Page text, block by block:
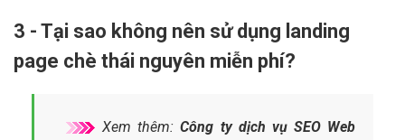
3 - Tại sao không nên sử dụng landing
page chè thái nguyên miễn phí?
Xem thêm:Công ty dịch vụ SEO Web